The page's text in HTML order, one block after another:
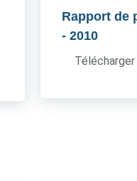
Rapport de
- 2010